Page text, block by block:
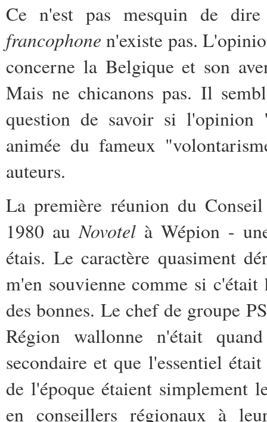
Ce n'est pas mesquin de
francophone n'existe pas.
concerne la Belgique et son
Mais ne chicanons pas. Il
question de savoir si l'opinion
animée du fameux
auteurs.
La première réunion du
1980 auNovotel à Wépion -
étais. Le caractère quasiment
m'en souvienne comme si c'était
des bonnes. Le chef de groupe
Région wallonne n'était
secondaire et que l'essentiel
de l'époque étaient simplement
en conseillers régionaux à